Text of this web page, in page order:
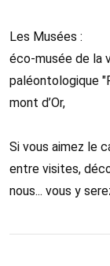
Les Musées :
éco-musée de la
paléontologique
mont d’Or,
Si vous aimez le
entre visites,
nous... vous y